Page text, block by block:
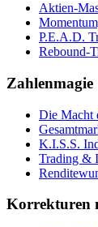
Aktien-
P.E.A.D.
Rebound-
Zahlenmagie
Die Macht
K.I.S.S.
Trading &
Korrekturen